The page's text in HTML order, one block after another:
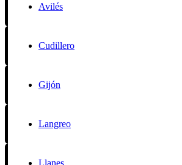
Avilés
Cudillero
Gijón
Langreo
Llanes